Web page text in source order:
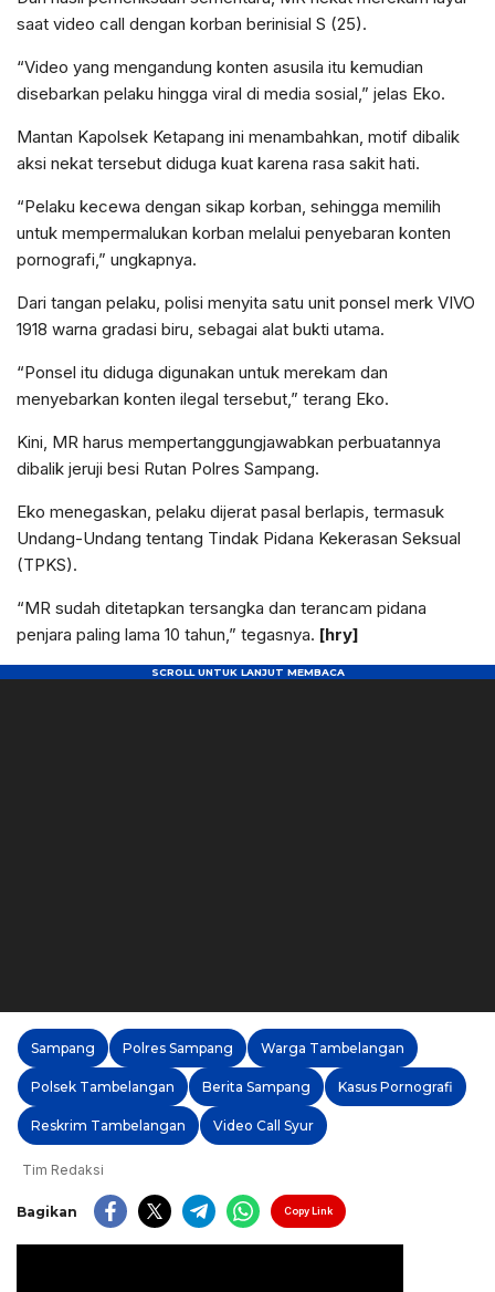
saat video call dengan korban berinisial S (25).
“Video yang mengandung konten asusila itu kemudian
disebarkan pelaku hingga viral di media sosial,” jelas Eko.
Mantan Kapolsek Ketapang ini menambahkan, motif dibalik
aksi nekat tersebut diduga kuat karena rasa sakit hati.
“Pelaku kecewa dengan sikap korban, sehingga memilih
untuk mempermalukan korban melalui penyebaran konten
pornografi,” ungkapnya.
Dari tangan pelaku, polisi menyita satu unit ponsel merk VIVO
1918 warna gradasi biru, sebagai alat bukti utama.
“Ponsel itu diduga digunakan untuk merekam dan
menyebarkan konten ilegal tersebut,” terang Eko.
Kini, MR harus mempertanggungjawabkan perbuatannya
dibalik jeruji besi Rutan Polres Sampang.
Eko menegaskan, pelaku dijerat pasal berlapis, termasuk
Undang-Undang tentang Tindak Pidana Kekerasan Seksual
(TPKS).
“MR sudah ditetapkan tersangka dan terancam pidana
penjara paling lama 10 tahun,” tegasnya. [hry]
Sampang Polres Sampang Warga Tambelangan
Polsek Tambelangan Berita Sampang Kasus Pornografi
Reskrim Tambelangan Video Call Syur
Tim Redaksi
Bagikan Copy Link